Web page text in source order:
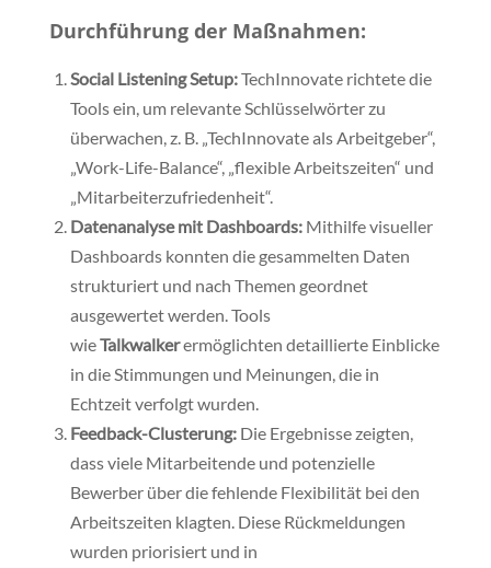
Durchführung der Maßnahmen:
Social Listening Setup:TechInnovate richtete die
Tools ein, um relevante Schlüsselwörter zu
überwachen, z. B. „TechInnovate als Arbeitgeber“,
„Work-Life-Balance“, „flexible Arbeitszeiten“ und
„Mitarbeiterzufriedenheit“.
Datenanalyse mit Dashboards:Mithilfe visueller
Dashboards konnten die gesammelten Daten
strukturiert und nach Themen geordnet
ausgewertet werden. Tools
wieTalkwalkerermöglichten detaillierte Einblicke
in die Stimmungen und Meinungen, die in
Echtzeit verfolgt wurden.
Feedback-Clusterung:Die Ergebnisse zeigten,
dass viele Mitarbeitende und potenzielle
Bewerber über die fehlende Flexibilität bei den
Arbeitszeiten klagten. Diese Rückmeldungen
wurden priorisiert und in